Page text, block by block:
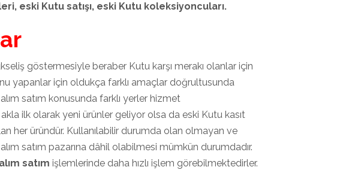
eski Kutu satışı, eski Kutu koleksiyoncuları.
göstermesiyle beraber Kutu karşı merakı olanlar için
yapanlar için oldukça farklı amaçlar doğrultusunda
satım konusunda farklı yerler hizmet
ilk olarak yeni ürünler geliyor olsa da eski Kutu kasıt
her üründür. Kullanılabilir durumda olan olmayan ve
satım pazarına dâhil olabilmesi mümkün durumdadır.
satım işlemlerinde daha hızlı işlem görebilmektedirler.